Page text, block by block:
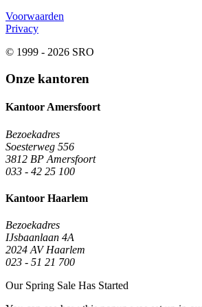
Voorwaarden
Privacy
© 1999 - 2026 SRO
Onze kantoren
Kantoor Amersfoort
Bezoekadres
Soesterweg 556
3812 BP Amersfoort
033 - 42 25 100
Kantoor Haarlem
Bezoekadres
IJsbaanlaan 4A
2024 AV Haarlem
023 - 51 21 700
Our Spring Sale Has Started